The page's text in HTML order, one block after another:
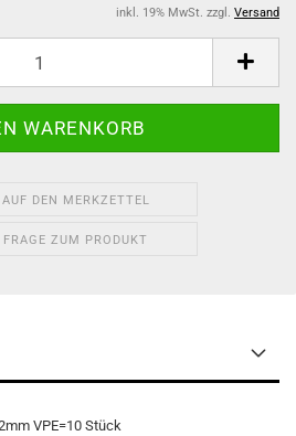
inkl. 19% MwSt. zzgl. Versand
AUF DEN MERKZETTEL
FRAGE ZUM PRODUKT
VPE=10 Stück